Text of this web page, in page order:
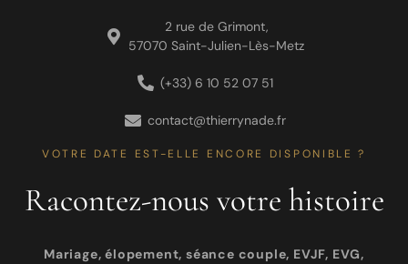
2 rue de Grimont,
57070 Saint-Julien-Lès-Metz
(+33) 6 10 52 07 51
contact@thierrynade.fr
VOTRE DATE EST-ELLE ENCORE DISPONIBLE ?
Racontez-nous votre histoire
Mariage, élopement, séance couple, EVJF, EVG,